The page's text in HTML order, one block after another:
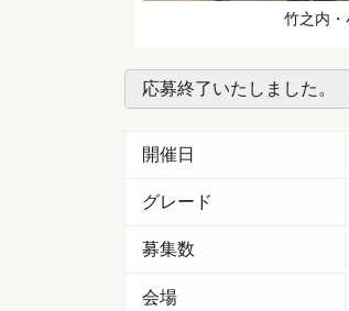
竹之内
応募終了いたしました。
開催日
グレード
募集数
会場